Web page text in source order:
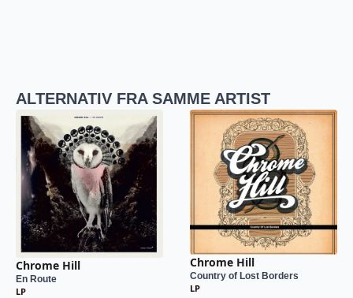
ALTERNATIV FRA SAMME ARTIST
Chrome Hill
En Route
LP
Chrome Hill
Country of Lost Borders
LP